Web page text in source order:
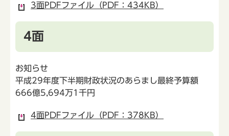
3面PDFファイル（PDF：434KB）
4面
お知らせ
平成29年度下半期財政状況のあらまし最終予算額
666億5,694万1千円
4面PDFファイル（PDF：378KB）